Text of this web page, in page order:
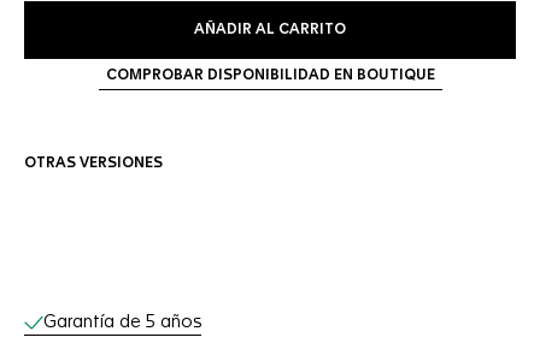
AÑADIR AL CARRITO
COMPROBAR DISPONIBILIDAD EN BOUTIQUE
OTRAS VERSIONES
Servicios online
Garantía de 5 años